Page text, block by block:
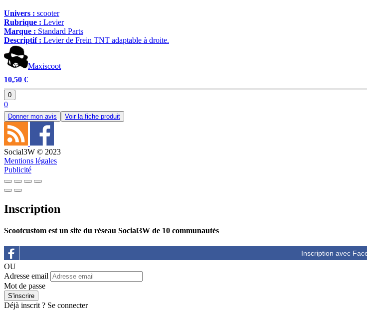
Univers : scooter
Rubrique : Levier
Marque : Standard Parts
Descriptif : Levier de Frein TNT adaptable à droite.
Maxiscoot
10,50 €
0
0
Donner mon avis Voir la fiche produit
Social3W © 2023
Mentions légales
Publicité
Inscription
Scootcustom est un site du réseau Social3W de 10 communautés
OU
Adresse email
Mot de passe
Déjà inscrit ? Se connecter